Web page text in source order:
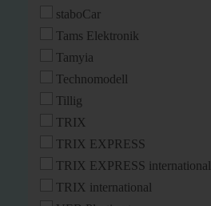
staboCar
Tams Elektronik
Tamyia
Technomodell
Tillig
TRIX
TRIX EXPRESS
TRIX EXPRESS international
TRIX international